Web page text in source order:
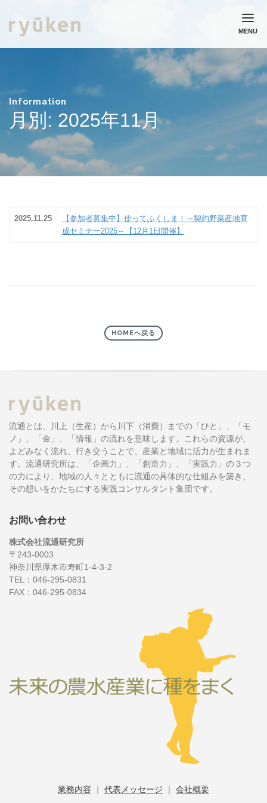
業務実績
コラム
ニュース
採用情報
お問い合わせ
MENU
Information
月別: 2025年11月
2025.11.25
【参加者募集中】使ってふくしま！～契約野菜産地育
成セミナー2025～【12月1日開催】
HOMEへ戻る
流通とは、川上（生産）から川下（消費）までの「ひと」、「モ
ノ」、「金」、「情報」の流れを意味します。これらの資源が、
よどみなく流れ、行き交うことで、産業と地域に活力が生まれま
す。流通研究所は、「企画力」、「創造力」、「実践力」の３つ
の力により、地域の人々とともに流通の具体的な仕組みを築き、
その想いをかたちにする実践コンサルタント集団です。
お問い合わせ
株式会社流通研究所
〒243-0003
神奈川県厚木市寿町1-4-3-2
TEL：046-295-0831
FAX：046-295-0834
業務内容 ｜ 代表メッセージ ｜ 会社概要